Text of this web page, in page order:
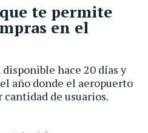
hace 20 días y
año donde el aeropuerto
cantidad de usuarios.
te permite
en el